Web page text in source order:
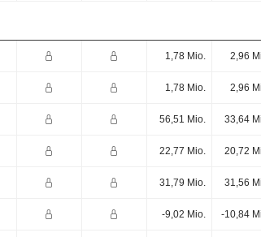
1,78 Mio. 2,96
1,78 Mio. 2,96
56,51 Mio. 33,64
22,77 Mio. 20,72
31,79 Mio. 31,56
-9,02 Mio. -10,84